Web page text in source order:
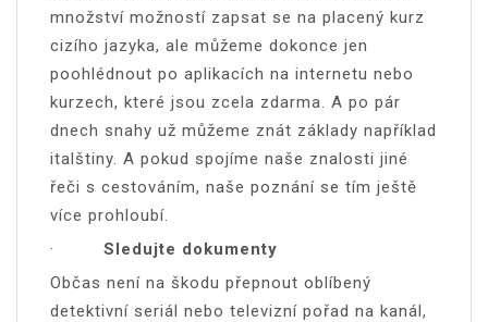
množství možností zapsat se na placený kurz
cizího jazyka, ale můžeme dokonce jen
poohlédnout po aplikacích na internetu nebo
kurzech, které jsou zcela zdarma. A po pár
dnech snahy už můžeme znát základy například
italštiny. A pokud spojíme naše znalosti jiné
řeči s cestováním, naše poznání se tím ještě
více prohloubí.
·
Sledujte dokumenty
Občas není na škodu přepnout oblíbený
detektivní seriál nebo televizní pořad na kanál,